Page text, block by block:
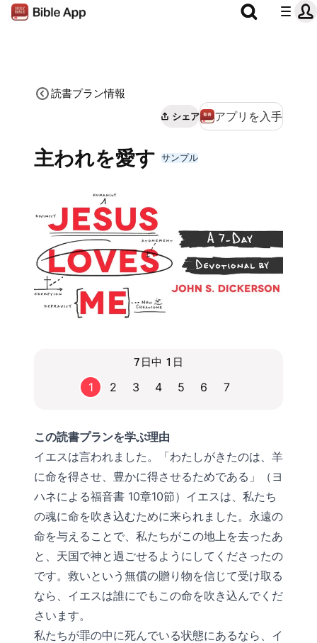
読書プラン情報
シェア アプリを入手
主われを愛す サンプル
7日中 1日
1 2 3 4 5 6 7
この読書プランを学ぶ理由
イエスは言われました。「わたしがきたのは、羊
に命を得させ、豊かに得させるためである」（ヨ
ハネによる福音書 10章10節）イエスは、私たち
の魂に命を吹き込むために来られました。永遠の
命を与えることで、私たちがこの地上を去ったあ
と、天国で神と過ごせるようにしてくださったの
です。救いという無償の贈り物を信じて受け取る
なら、イエスは誰にでもこの命を吹き込んでくだ
さいます。
私たちが罪の中に死んでいる状態にあるなら、イ